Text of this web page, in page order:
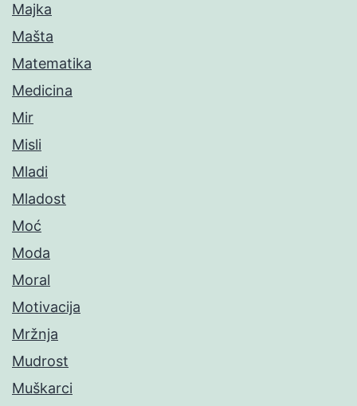
Majka
Mašta
Matematika
Medicina
Mir
Misli
Mladi
Mladost
Moć
Moda
Moral
Motivacija
Mržnja
Mudrost
Muškarci